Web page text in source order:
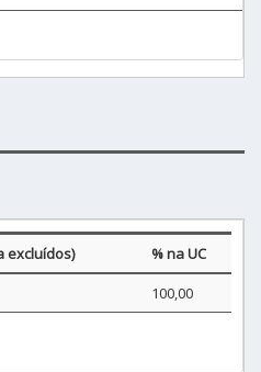
excluídos)
% na UC
100,00